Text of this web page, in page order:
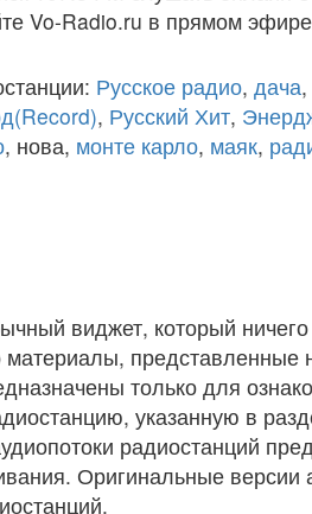
Vo-Radio.ru в прямом
Русское радио, дача,
, Русский Хит,
, нова, монте карло, маяк,
виджет, который
только для
указанную в
радиостанций
Оригинальные версии